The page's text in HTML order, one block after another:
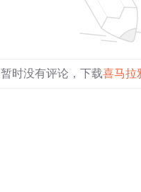
暂时没有评论，下载喜马拉